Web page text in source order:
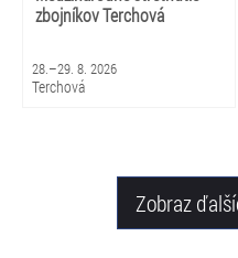
zbojníkov Terchová
28.–29. 8. 2026
Terchová
Zobraz